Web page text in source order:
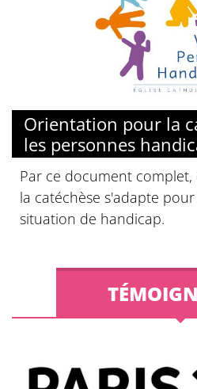
Orientation pour la
les personnes
Par ce document
la catéchèse s'adapte
situation de handicap.